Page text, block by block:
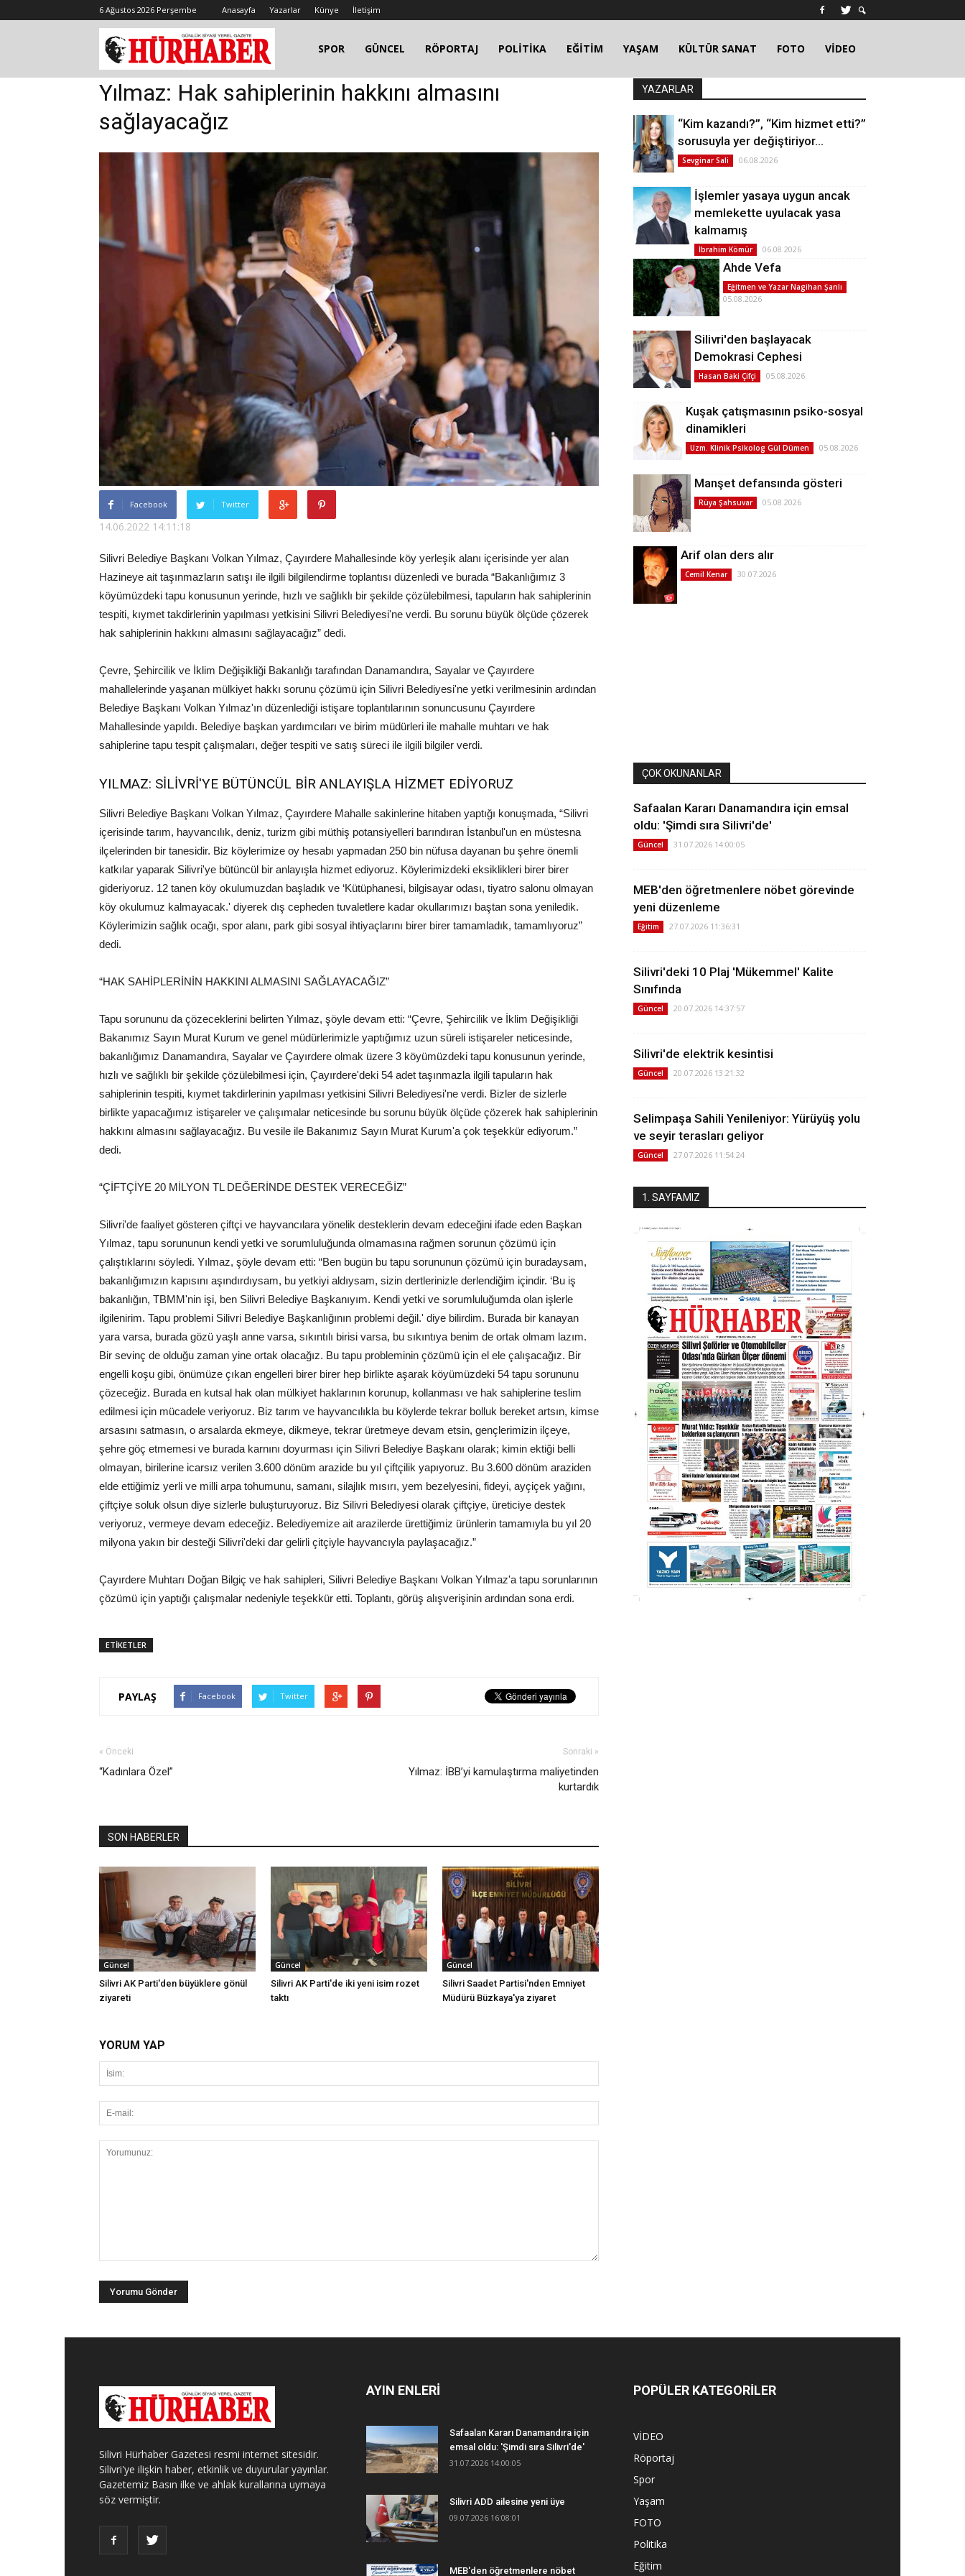
6 Ağustos 2026 Perşembe Anasayfa Yazarlar Künye İletişim
SPOR GÜNCEL RÖPORTAJ POLİTİKA EĞİTİM YAŞAM KÜLTÜR SANAT FOTO VİDEO
Yılmaz: Hak sahiplerinin hakkını almasını
sağlayacağız
Facebook Twitter
14.06.2022 14:11:18
Silivri Belediye Başkanı Volkan Yılmaz, Çayırdere Mahallesinde köy yerleşik alanı içerisinde yer alan
Hazineye ait taşınmazların satışı ile ilgili bilgilendirme toplantısı düzenledi ve burada “Bakanlığımız 3
köyümüzdeki tapu konusunun yerinde, hızlı ve sağlıklı bir şekilde çözülebilmesi, tapuların hak sahiplerinin
tespiti, kıymet takdirlerinin yapılması yetkisini Silivri Belediyesi'ne verdi. Bu sorunu büyük ölçüde çözerek
hak sahiplerinin hakkını almasını sağlayacağız” dedi.
Çevre, Şehircilik ve İklim Değişikliği Bakanlığı tarafından Danamandıra, Sayalar ve Çayırdere
mahallelerinde yaşanan mülkiyet hakkı sorunu çözümü için Silivri Belediyesi'ne yetki verilmesinin ardından
Belediye Başkanı Volkan Yılmaz'ın düzenlediği istişare toplantılarının sonuncusunu Çayırdere
Mahallesinde yapıldı. Belediye başkan yardımcıları ve birim müdürleri ile mahalle muhtarı ve hak
sahiplerine tapu tespit çalışmaları, değer tespiti ve satış süreci ile ilgili bilgiler verdi.
YILMAZ: SİLİVRİ'YE BÜTÜNCÜL BİR ANLAYIŞLA HİZMET EDİYORUZ
Silivri Belediye Başkanı Volkan Yılmaz, Çayırdere Mahalle sakinlerine hitaben yaptığı konuşmada, “Silivri
içerisinde tarım, hayvancılık, deniz, turizm gibi müthiş potansiyelleri barındıran İstanbul'un en müstesna
ilçelerinden bir tanesidir. Biz köylerimize oy hesabı yapmadan 250 bin nüfusa dayanan bu şehre önemli
katkılar yaparak Silivri'ye bütüncül bir anlayışla hizmet ediyoruz. Köylerimizdeki eksiklikleri birer birer
gideriyoruz. 12 tanen köy okulumuzdan başladık ve ‘Kütüphanesi, bilgisayar odası, tiyatro salonu olmayan
köy okulumuz kalmayacak.' diyerek dış cepheden tuvaletlere kadar okullarımızı baştan sona yeniledik.
Köylerimizin sağlık ocağı, spor alanı, park gibi sosyal ihtiyaçlarını birer birer tamamladık, tamamlıyoruz”
dedi.
“HAK SAHİPLERİNİN HAKKINI ALMASINI SAĞLAYACAĞIZ”
Tapu sorununu da çözeceklerini belirten Yılmaz, şöyle devam etti: “Çevre, Şehircilik ve İklim Değişikliği
Bakanımız Sayın Murat Kurum ve genel müdürlerimizle yaptığımız uzun süreli istişareler neticesinde,
bakanlığımız Danamandıra, Sayalar ve Çayırdere olmak üzere 3 köyümüzdeki tapu konusunun yerinde,
hızlı ve sağlıklı bir şekilde çözülebilmesi için, Çayırdere'deki 54 adet taşınmazla ilgili tapuların hak
sahiplerinin tespiti, kıymet takdirlerinin yapılması yetkisini Silivri Belediyesi'ne verdi. Bizler de sizlerle
birlikte yapacağımız istişareler ve çalışımalar neticesinde bu sorunu büyük ölçüde çözerek hak sahiplerinin
hakkını almasını sağlayacağız. Bu vesile ile Bakanımız Sayın Murat Kurum'a çok teşekkür ediyorum.”
dedi.
“ÇİFTÇİYE 20 MİLYON TL DEĞERİNDE DESTEK VERECEĞİZ”
Silivri'de faaliyet gösteren çiftçi ve hayvancılara yönelik desteklerin devam edeceğini ifade eden Başkan
Yılmaz, tapu sorununun kendi yetki ve sorumluluğunda olmamasına rağmen sorunun çözümü için
çalıştıklarını söyledi. Yılmaz, şöyle devam etti: “Ben bugün bu tapu sorununun çözümü için buradaysam,
bakanlığımızın kapısını aşındırdıysam, bu yetkiyi aldıysam, sizin dertlerinizle derlendiğim içindir. ‘Bu iş
bakanlığın, TBMM'nin işi, ben Silivri Belediye Başkanıyım. Kendi yetki ve sorumluluğumda olan işlerle
ilgilenirim. Tapu problemi Silivri Belediye Başkanlığının problemi değil.' diye bilirdim. Burada bir kanayan
yara varsa, burada gözü yaşlı anne varsa, sıkıntılı birisi varsa, bu sıkıntıya benim de ortak olmam lazım.
Bir sevinç de olduğu zaman yine ortak olacağız. Bu tapu probleminin çözümü için el ele çalışacağız. Bir
engelli koşu gibi, önümüze çıkan engelleri birer birer hep birlikte aşarak köyümüzdeki 54 tapu sorununu
çözeceğiz. Burada en kutsal hak olan mülkiyet haklarının korunup, kollanması ve hak sahiplerine teslim
edilmesi için mücadele veriyoruz. Biz tarım ve hayvancılıkla bu köylerde tekrar bolluk bereket artsın, kimse
arsasını satmasın, o arsalarda ekmeye, dikmeye, tekrar üretmeye devam etsin, gençlerimizin ilçeye,
şehre göç etmemesi ve burada karnını doyurması için Silivri Belediye Başkanı olarak; kimin ektiği belli
olmayan, birilerine icarsız verilen 3.600 dönüm arazide bu yıl çiftçilik yapıyoruz. Bu 3.600 dönüm araziden
elde ettiğimiz yerli ve milli arpa tohumunu, samanı, silajlık mısırı, yem bezelyesini, fideyi, ayçiçek yağını,
çiftçiye soluk olsun diye sizlerle buluşturuyoruz. Biz Silivri Belediyesi olarak çiftçiye, üreticiye destek
veriyoruz, vermeye devam edeceğiz. Belediyemize ait arazilerde ürettiğimiz ürünlerin tamamıyla bu yıl 20
milyona yakın bir desteği Silivri'deki dar gelirli çitçiyle hayvancıyla paylaşacağız.”
Çayırdere Muhtarı Doğan Bilgiç ve hak sahipleri, Silivri Belediye Başkanı Volkan Yılmaz'a tapu sorunlarının
çözümü için yaptığı çalışmalar nedeniyle teşekkür etti. Toplantı, görüş alışverişinin ardından sona erdi.
ETİKETLER
PAYLAŞ Facebook Twitter
« Önceki
“Kadınlara Özel”
Sonraki »
Yılmaz: İBB’yi kamulaştırma maliyetinden
kurtardık
SON HABERLER
Güncel
Silivri AK Parti'den büyüklere gönül
ziyareti
Güncel
Silivri AK Parti'de iki yeni isim rozet
taktı
Güncel
Silivri Saadet Partisi'nden Emniyet
Müdürü Büzkaya'ya ziyaret
YORUM YAP
YAZARLAR
“Kim kazandı?”, “Kim hizmet etti?”
sorusuyla yer değiştiriyor…
Sevginar Sali 06.08.2026
İşlemler yasaya uygun ancak
memlekette uyulacak yasa
kalmamış
İbrahim Kömür 06.08.2026
Ahde Vefa
Eğitmen ve Yazar Nagihan Şanlı
05.08.2026
Silivri'den başlayacak
Demokrasi Cephesi
Hasan Baki Çifçi 05.08.2026
Kuşak çatışmasının psiko-sosyal
dinamikleri
Uzm. Klinik Psikolog Gül Dümen 05.08.2026
Manşet defansında gösteri
Rüya Şahsuvar 05.08.2026
Arif olan ders alır
Cemil Kenar 30.07.2026
ÇOK OKUNANLAR
Safaalan Kararı Danamandıra için emsal
oldu: 'Şimdi sıra Silivri'de'
Güncel 31.07.2026 14:00:05
MEB'den öğretmenlere nöbet görevinde
yeni düzenleme
Eğitim 27.07.2026 11:36:31
Silivri'deki 10 Plaj 'Mükemmel' Kalite
Sınıfında
Güncel 20.07.2026 14:37:57
Silivri'de elektrik kesintisi
Güncel 20.07.2026 13:21:32
Selimpaşa Sahili Yenileniyor: Yürüyüş yolu
ve seyir terasları geliyor
Güncel 27.07.2026 11:54:24
1. SAYFAMIZ
Silivri Hürhaber Gazetesi resmi internet sitesidir.
Silivri'ye ilişkin haber, etkinlik ve duyurular yayınlar.
Gazetemiz Basın ilke ve ahlak kurallarına uymaya
söz vermiştir.
AYIN ENLERİ
Safaalan Kararı Danamandıra için
emsal oldu: 'Şimdi sıra Silivri'de'
31.07.2026 14:00:05
Silivri ADD ailesine yeni üye
09.07.2026 16:08:01
MEB'den öğretmenlere nöbet
POPÜLER KATEGORİLER
VİDEO
Röportaj
Spor
Yaşam
FOTO
Politika
Eğitim